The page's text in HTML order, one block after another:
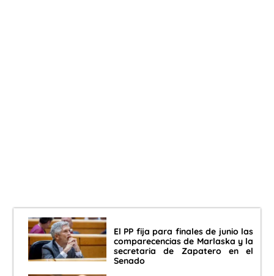
El PP fija para finales de junio las
comparecencias de Marlaska y la
secretaria de Zapatero en el
Senado